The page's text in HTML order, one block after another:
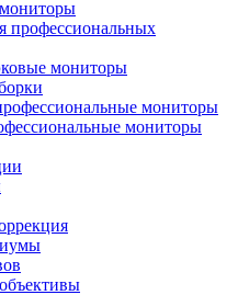
профессиональных
мониторы
мониторы
мониторы